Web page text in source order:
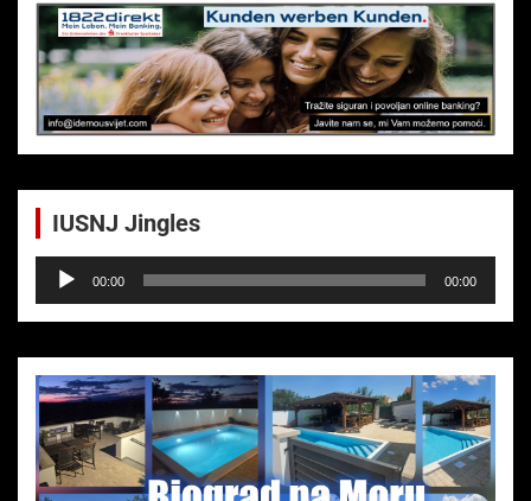
IUSNJ Jingles
Audio-
Player
00:00 00:00